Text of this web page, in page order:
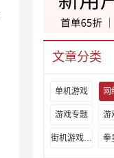
文章分类
单机游戏 网
游戏专题 游
街机游戏出招表 拳